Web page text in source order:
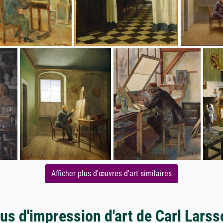
Afficher plus d'œuvres d'art similaires
d'impression d'art de Carl